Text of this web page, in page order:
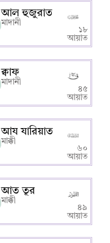
আল হুজুরাত
মাদানী
১৮
আয়াত
ক্বাফ
মাদানী
৪৫
আয়াত
আয যারিয়াত
মাক্কী
৬০
আয়াত
আত তূর
মাক্কী
৪৯
আয়াত